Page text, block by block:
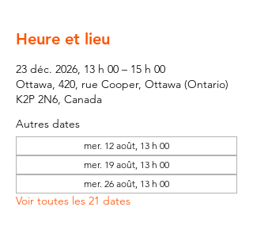
Heure et lieu
23 déc. 2026, 13 h 00 – 15 h 00
Ottawa, 420, rue Cooper, Ottawa (Ontario)
K2P 2N6, Canada
Autres dates
mer. 12 août, 13 h 00
mer. 19 août, 13 h 00
mer. 26 août, 13 h 00
Voir toutes les 21 dates